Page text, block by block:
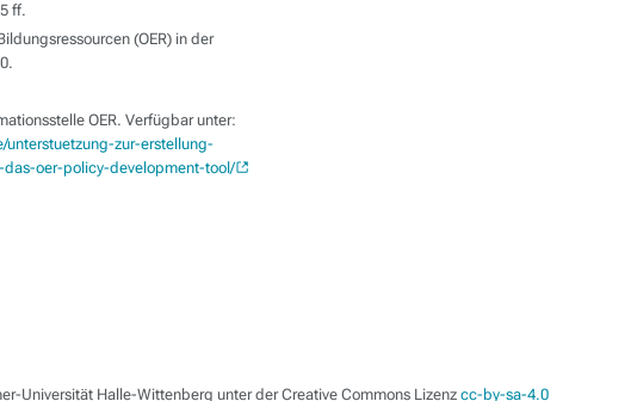
ff.
(OER) in der
OER. Verfügbar unter:
zur-erstellung-
oer-policy-development-tool/
Universität Halle-Wittenberg unter der Creative Commons Lizenz cc-by-sa-4.0